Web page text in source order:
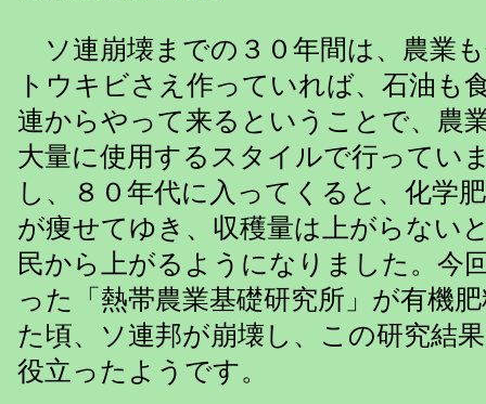
ソ連崩壊までの３０年間は、農業
トウキビさえ作っていれば、石油も
連からやって来るということで、農
大量に使用するスタイルで行ってい
し、８０年代に入ってくると、化学
が痩せてゆき、収穫量は上がらない
民から上がるようになりました。今
った「熱帯農業基礎研究所」が有機
た頃、ソ連邦が崩壊し、この研究結
役立ったようです。